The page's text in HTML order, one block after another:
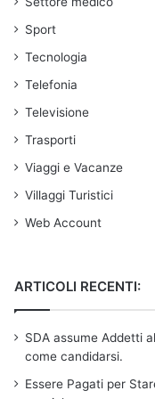
Sport
Tecnologia
Telefonia
Televisione
Trasporti
Viaggi e Vacanze
Villaggi Turistici
Web Account
ARTICOLI RECENTI:
SDA assume Addetti
come candidarsi.
Essere Pagati per